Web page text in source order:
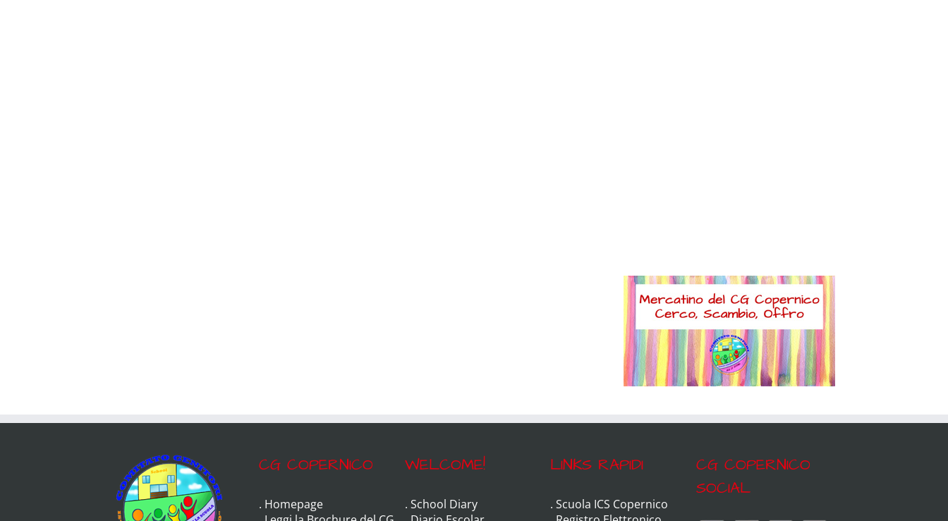
CG COPERNICO
. Homepage
WELCOME!
. School Diary
LINKS RAPIDI
.Scuola ICS Copernico
CG COPERNICO
SOCIAL